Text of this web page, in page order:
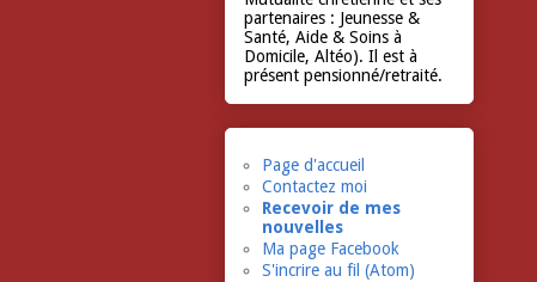
partenaires : Jeunesse &
Santé, Aide & Soins à
Domicile, Altéo). Il est à
présent pensionné/retraité.
Page d'accueil
Contactez moi
Recevoir de mes
nouvelles
Ma page Facebook
S'incrire au fil (Atom)